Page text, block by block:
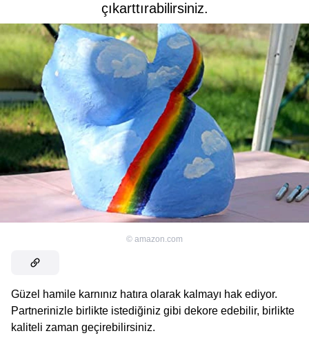
çıkarttırabilirsiniz.
© amazon.com
Güzel hamile karnınız hatıra olarak kalmayı hak ediyor.
Partnerinizle birlikte istediğiniz gibi dekore edebilir, birlikte
kaliteli zaman geçirebilirsiniz.